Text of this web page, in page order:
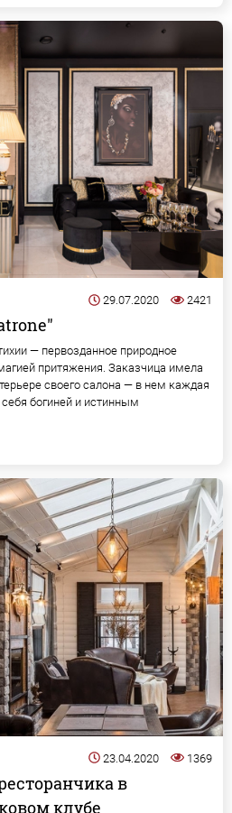
29.07.2020 2421
— первозданное природное
притяжения. Заказчица имела
своего салона — в нем каждая
богиней и истинным
23.04.2020 1369
в
клубе